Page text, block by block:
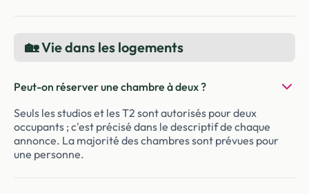
🏡 Vie dans les logements
Peut-on réserver une chambre à deux ?
Seuls les studios et les T2 sont autorisés pour deux
occupants ; c'est précisé dans le descriptif de chaque
annonce. La majorité des chambres sont prévues pour
une personne.